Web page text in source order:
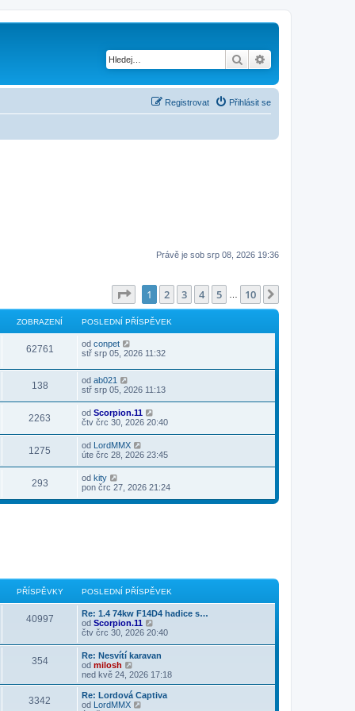
Hledat
Přihlásit se
Registrovat
Právě je sob srp 08, 2026 19:36
Stránka z
1 2 3 4 5 10
ZOBRAZENÍ POSLEDNÍ PŘÍSPĚVEK
62761 od conpet
stř srp 05, 2026 11:32
138 od ab021
stř srp 05, 2026 11:13
2263 od Scorpion.11
čtv črc 30, 2026 20:40
1275 od LordMMX
úte črc 28, 2026 23:45
293 od kity
pon črc 27, 2026 21:24
PŘÍSPĚVKY POSLEDNÍ PŘÍSPĚVEK
40997
Re: 1.4 74kw F14D4 hadice s…
od Scorpion.11
o
a
z
i
t
p
čtv črc 30, 2026 20:40
354
Re: Nesvítí karavan
od milosh
o
b
r
a
ned kvě 24, 2026 17:18
3342
Re: Lordová Captiva
od LordMMX